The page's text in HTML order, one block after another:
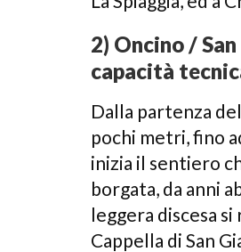
2) Oncino /
capacità
Dalla partenza
pochi metri, fino
inizia il sentiero
borgata, da anni
leggera discesa
Cappella di San